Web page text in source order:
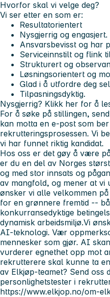
Hvorfor skal vi velge deg?
Vi ser etter en som er:
Resultatorientert
Nysgjerrig og engasjert.
Ansvarsbevisst og har
Serviceinnstilt og flink
Strukturert og
Løsningsorientert og
Glad i å utfordre deg
Tilpasningsdyktig.
Nysgjerrig? Klikk her for å
For å søke på stillingen,
kan motta en e-post som
rekrutteringsprosessen. Vi
vi har funnet riktig kandidat.
Hos oss er det gøy å være
er du en del av Norges
og med stor innsats og
av mangfold, og mener at
ønsker vi alle velkommen
for en grønnere fremtid --
konkurransedyktige
dynamisk arbeidsmiljø.Vi
AI-teknologi. Vær
mennesker som gjør. AI
vurderer egnethet opp mot
rekrutterere skal kunne ta
av Elkjøp-teamet? Send oss
personlighetstester i
https://www.elkjop.no/om-